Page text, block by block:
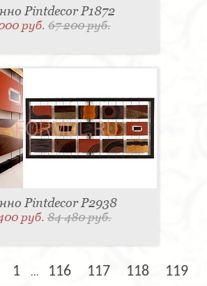
Pintdecor P1872
руб.67 200 руб.
Pintdecor P2938
руб.84 480 руб.
1 ... 116 117 118 119